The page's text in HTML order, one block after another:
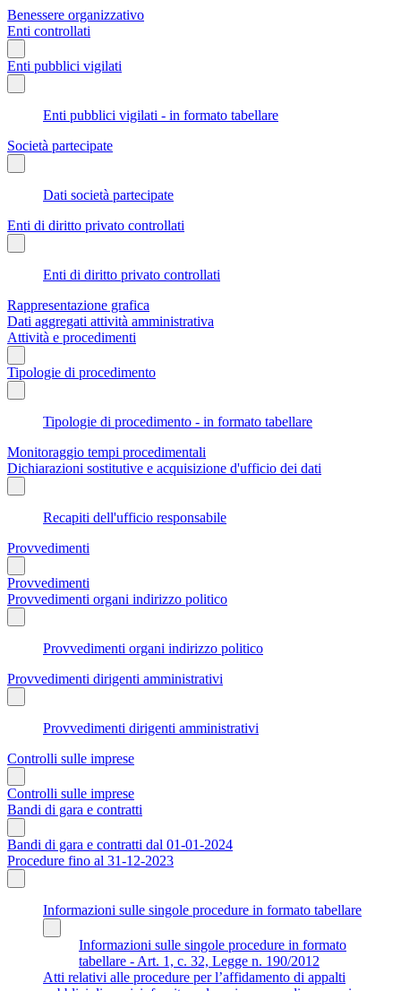
Benessere organizzativo
Enti controllati
Enti pubblici vigilati
Enti pubblici vigilati - in formato tabellare
Società partecipate
Dati società partecipate
Enti di diritto privato controllati
Enti di diritto privato controllati
Rappresentazione grafica
Dati aggregati attività amministrativa
Attività e procedimenti
Tipologie di procedimento
Tipologie di procedimento - in formato tabellare
Monitoraggio tempi procedimentali
Dichiarazioni sostitutive e acquisizione d'ufficio dei dati
Recapiti dell'ufficio responsabile
Provvedimenti
Provvedimenti
Provvedimenti organi indirizzo politico
Provvedimenti organi indirizzo politico
Provvedimenti dirigenti amministrativi
Provvedimenti dirigenti amministrativi
Controlli sulle imprese
Controlli sulle imprese
Bandi di gara e contratti
Bandi di gara e contratti dal 01-01-2024
Procedure fino al 31-12-2023
Informazioni sulle singole procedure in formato tabellare
Informazioni sulle singole procedure in formato
tabellare - Art. 1, c. 32, Legge n. 190/2012
Atti relativi alle procedure per l’affidamento di appalti